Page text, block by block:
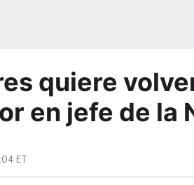
quiere
en jefe de la
ET